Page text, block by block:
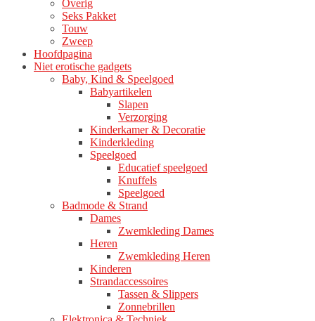
Overig
Seks Pakket
Touw
Zweep
Hoofdpagina
Niet erotische gadgets
Baby, Kind & Speelgoed
Babyartikelen
Slapen
Verzorging
Kinderkamer & Decoratie
Kinderkleding
Speelgoed
Educatief speelgoed
Knuffels
Speelgoed
Badmode & Strand
Dames
Zwemkleding Dames
Heren
Zwemkleding Heren
Kinderen
Strandaccessoires
Tassen & Slippers
Zonnebrillen